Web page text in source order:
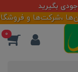
بگیرید
،شرکت‌ها و
0